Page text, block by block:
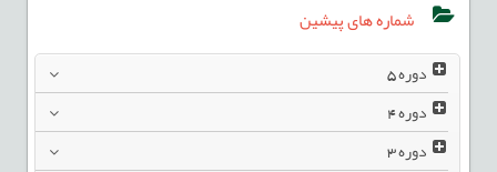
شماره های پیشین
دوره5
دوره4
دوره3